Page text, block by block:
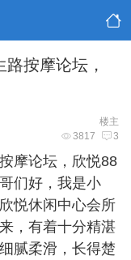
按摩论坛，
楼主
3817 3
摩论坛，欣悦88
们好，我是小
悦休闲中心会所
，有着十分精湛
腻柔滑，长得楚